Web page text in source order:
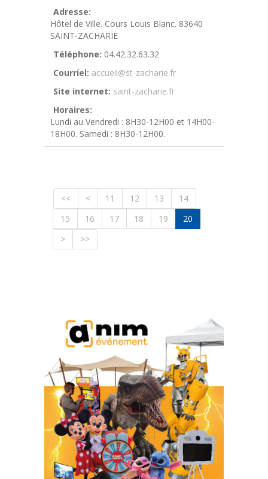
Adresse:
Hôtel de Ville. Cours Louis Blanc. 83640
SAINT-ZACHARIE
Téléphone: 04.42.32.63.32
Courriel: accueil@st-zacharie.fr
Site internet: saint-zacharie.fr
Horaires:
Lundi au Vendredi : 8H30-12H00 et 14H00-
18H00. Samedi : 8H30-12H00.
<< < 11 12 13
14
15
16 17 18 19
20
>
>>